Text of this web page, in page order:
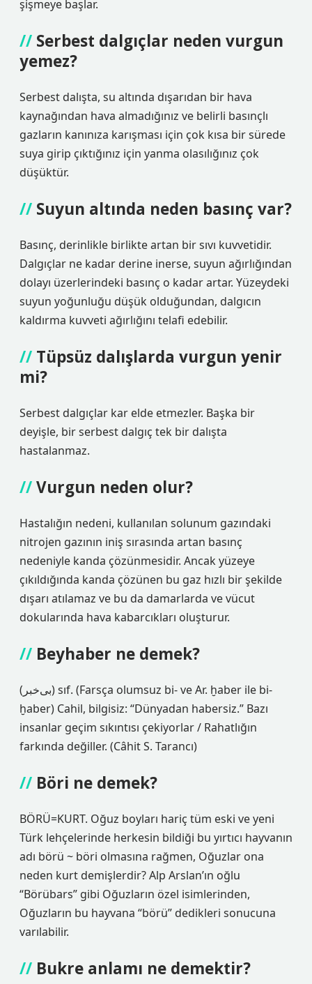
şişmeye başlar.
Serbest dalgıçlar neden vurgun
yemez?
Serbest dalışta, su altında dışarıdan bir hava
kaynağından hava almadığınız ve belirli basınçlı
gazların kanınıza karışması için çok kısa bir sürede
suya girip çıktığınız için yanma olasılığınız çok
düşüktür.
Suyun altında neden basınç var?
Basınç, derinlikle birlikte artan bir sıvı kuvvetidir.
Dalgıçlar ne kadar derine inerse, suyun ağırlığından
dolayı üzerlerindeki basınç o kadar artar. Yüzeydeki
suyun yoğunluğu düşük olduğundan, dalgıcın
kaldırma kuvveti ağırlığını telafi edebilir.
Tüpsüz dalışlarda vurgun yenir
mi?
Serbest dalgıçlar kar elde etmezler. Başka bir
deyişle, bir serbest dalgıç tek bir dalışta
hastalanmaz.
Vurgun neden olur?
Hastalığın nedeni, kullanılan solunum gazındaki
nitrojen gazının iniş sırasında artan basınç
nedeniyle kanda çözünmesidir. Ancak yüzeye
çıkıldığında kanda çözünen bu gaz hızlı bir şekilde
dışarı atılamaz ve bu da damarlarda ve vücut
dokularında hava kabarcıkları oluşturur.
Beyhaber ne demek?
(ﺑﻰﺧﺒﺮ) sıf. (Farsça olumsuz bі- ve Ar. ḫaber ile bі-
ḫaber) Cahil, bilgisiz: “Dünyadan habersiz.” Bazı
insanlar geçim sıkıntısı çekiyorlar / Rahatlığın
farkında değiller. (Câhit S. Tarancı)
Böri ne demek?
BÖRÜ=KURT. Oğuz boyları hariç tüm eski ve yeni
Türk lehçelerinde herkesin bildiği bu yırtıcı hayvanın
adı börü ~ böri olmasına rağmen, Oğuzlar ona
neden kurt demişlerdir? Alp Arslan’ın oğlu
“Börübars” gibi Oğuzların özel isimlerinden,
Oğuzların bu hayvana “börü” dedikleri sonucuna
varılabilir.
Bukre anlamı ne demektir?